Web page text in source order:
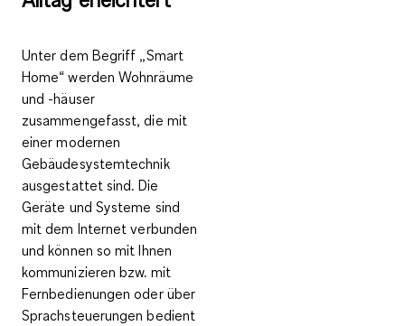
Unter dem Begriff „Smart
Home“ werden Wohnräume
und -häuser
zusammengefasst, die mit
einer modernen
Gebäudesystemtechnik
ausgestattet sind. Die
Geräte und Systeme sind
mit dem Internet verbunden
und können so mit Ihnen
kommunizieren bzw. mit
Fernbedienungen oder über
Sprachsteuerungen bedient